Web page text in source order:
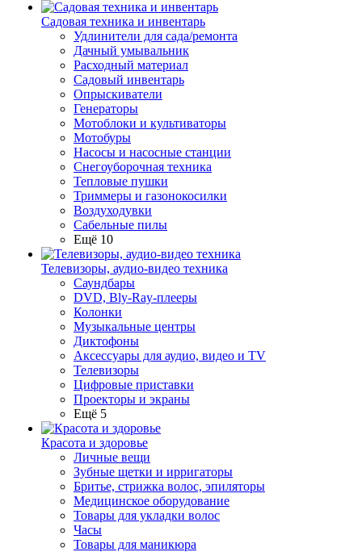
Садовая техника и инвентарь
Удлинители для сада/ремонта
Дачный умывальник
Расходный материал
Садовый инвентарь
Опрыскиватели
Генераторы
Мотоблоки и культиваторы
Мотобуры
Насосы и насосные станции
Снегоуборочная техника
Тепловые пушки
Триммеры и газонокосилки
Воздуходувки
Сабельные пилы
Ещё 10
Телевизоры, аудио-видео техника
Саундбары
DVD, Bly-Ray-плееры
Колонки
Музыкальные центры
Диктофоны
Аксессуары для аудио, видео и TV
Телевизоры
Цифровые приставки
Проекторы и экраны
Ещё 5
Красота и здоровье
Личные вещи
Зубные щетки и ирригаторы
Бритье, стрижка волос, эпиляторы
Медицинское оборудование
Товары для укладки волос
Часы
Товары для маникюра